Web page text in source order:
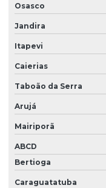
Serviço De Retífica De
Serviço De Retífica De
Serviço De Retífica Para
Serviço De Teste E
Serviço De Teste Para
Serviço Especializado Em
Serviço Especializado
Osasco
Jandira
Itapevi
Caierias
Taboão da Serra
Arujá
Mairiporã
ABCD
Bertioga
Caraguatatuba